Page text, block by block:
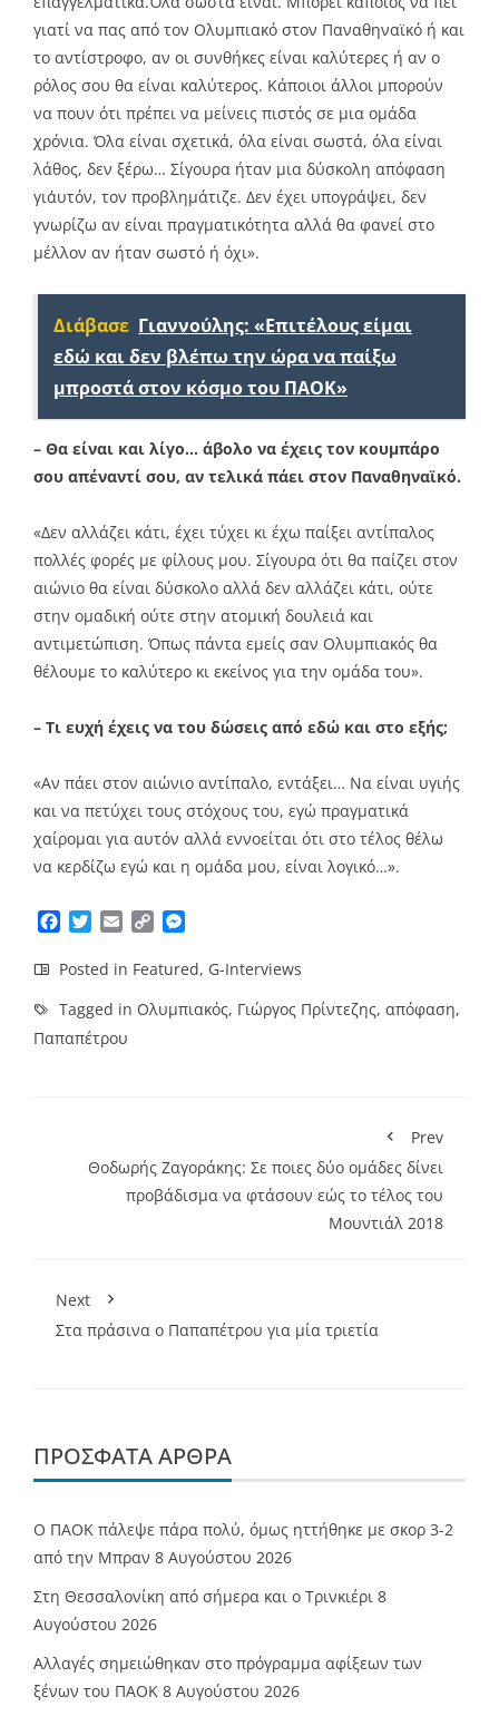
γιατί να πας από τον Ολυμπιακό στον Παναθηναϊκό ή και
το αντίστροφο, αν οι συνθήκες είναι καλύτερες ή αν ο
ρόλος σου θα είναι καλύτερος. Κάποιοι άλλοι μπορούν
να πουν ότι πρέπει να μείνεις πιστός σε μια ομάδα
χρόνια. Όλα είναι σχετικά, όλα είναι σωστά, όλα είναι
λάθος, δεν ξέρω… Σίγουρα ήταν μια δύσκολη απόφαση
γι΄αυτόν, τον προβλημάτιζε. Δεν έχει υπογράψει, δεν
γνωρίζω αν είναι πραγματικότητα αλλά θα φανεί στο
μέλλον αν ήταν σωστό ή όχι».
Διάβασε Γιαννούλης: «Επιτέλους είμαι
εδώ και δεν βλέπω την ώρα να παίξω
μπροστά στον κόσμο του ΠΑΟΚ»
– Θα είναι και λίγο… άβολο να έχεις τον κουμπάρο
σου απέναντί σου, αν τελικά πάει στον Παναθηναϊκό.
«Δεν αλλάζει κάτι, έχει τύχει κι έχω παίξει αντίπαλος
πολλές φορές με φίλους μου. Σίγουρα ότι θα παίζει στον
αιώνιο θα είναι δύσκολο αλλά δεν αλλάζει κάτι, ούτε
στην ομαδική ούτε στην ατομική δουλειά και
αντιμετώπιση. Όπως πάντα εμείς σαν Ολυμπιακός θα
θέλουμε το καλύτερο κι εκείνος για την ομάδα του».
– Τι ευχή έχεις να του δώσεις από εδώ και στο εξής;
«Αν πάει στον αιώνιο αντίπαλο, εντάξει… Να είναι υγιής
και να πετύχει τους στόχους του, εγώ πραγματικά
χαίρομαι για αυτόν αλλά εννοείται ότι στο τέλος θέλω
να κερδίζω εγώ και η ομάδα μου, είναι λογικό…».
Facebook
TwitterEmailCopy
Posted in Featured, G-Interviews
Tagged in Ολυμπιακός, Γιώργος Πρίντεζης, απόφαση,
Παπαπέτρου
Prev
Θοδωρής Ζαγοράκης: Σε ποιες δύο ομάδες δίνει
προβάδισμα να φτάσουν εώς το τέλος του
Μουντιάλ 2018
Next
Στα πράσινα ο Παπαπέτρου για μία τριετία
ΠΡΌΣΦΑΤΑ ΆΡΘΡΑ
Ο ΠΑΟΚ πάλεψε πάρα πολύ, όμως ηττήθηκε με σκορ 3-2
από την Μπραν 8 Αυγούστου 2026
Στη Θεσσαλονίκη από σήμερα και ο Τρινκιέρι 8
Αυγούστου 2026
Αλλαγές σημειώθηκαν στο πρόγραμμα αφίξεων των
ξένων του ΠΑΟΚ 8 Αυγούστου 2026